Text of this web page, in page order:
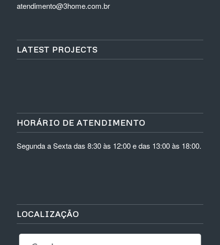
atendimento@3home.com.br
LATEST PROJECTS
HORÁRIO DE ATENDIMENTO
Segunda a Sexta das 8:30 às 12:00 e das 13:00 às 18:00.
LOCALIZAÇÃO